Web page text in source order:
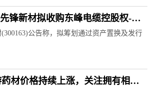
公告称，拟筹划通过资产置换及发行
材价格持续上涨，关注拥有相关